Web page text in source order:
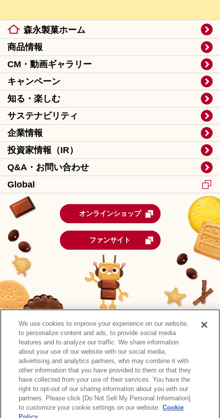
森永製菓ホーム
商品情報
CM・動画ギャラリー
キャンペーン
知る・楽しむ
サステナビリティ
企業情報
投資家情報（IR）
Q&A・お問い合わせ
Global
オンラインショップ
ファンサイト
森永製菓公式アカウント一覧
サイトマップ RSSの配信について
プライバシーポリシー
ウェブアクセシビリティ
ご利用規約 リンク
We use cookies to improve your experience on our website,
to personalize content and ads, to provide social media
features and to analyze our traffic. We share information
about your use of our website with our social media,
advertising and analytics partners, who may combine it with
other information that you have provided to them or that they
have collected from your use of their services. You have the
right to opt-out of our sharing information about you with our
partners. Please click [Do Not Sell My Personal Information]
to customize your cookie settings on our website. Cookie